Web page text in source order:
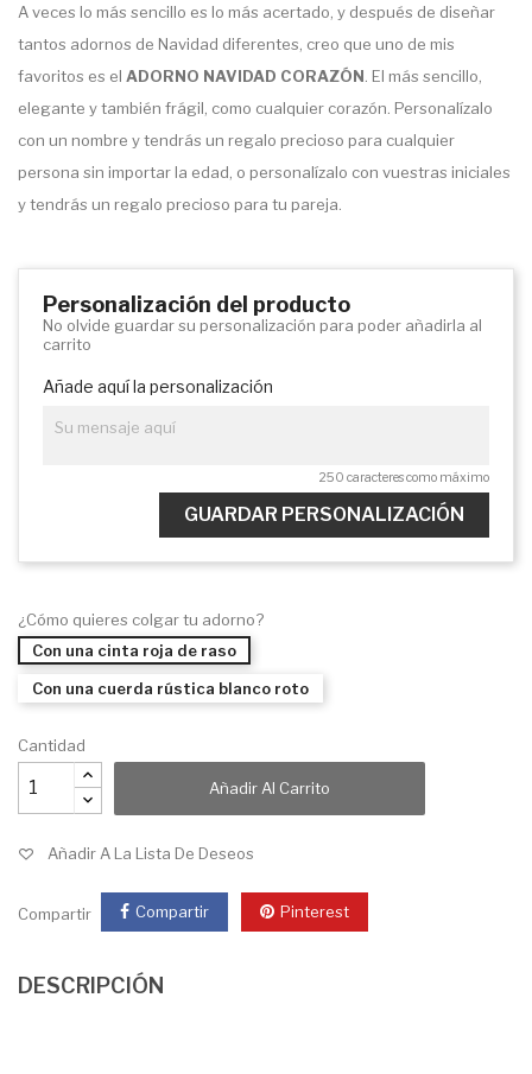
A veces lo más sencillo es lo más acertado, y después de diseñar
tantos adornos de Navidad diferentes, creo que uno de mis
favoritos es el ADORNO NAVIDAD CORAZÓN . El más sencillo,
elegante y también frágil, como cualquier corazón. Personalízalo
con un nombre y tendrás un regalo precioso para cualquier
persona sin importar la edad, o personalízalo con vuestras iniciales
y tendrás un regalo precioso para tu pareja.
Personalización del producto
No olvide guardar su personalización para poder añadirla al
carrito
Añade aquí la personalización
250 caracteres como máximo
GUARDAR PERSONALIZACIÓN
¿Cómo quieres colgar tu adorno?
Con una cinta roja de raso
Con una cuerda rústica blanco roto
Cantidad
Añadir Al Carrito
Añadir A La Lista De Deseos
Compartir Compartir Pinterest
DESCRIPCIÓN